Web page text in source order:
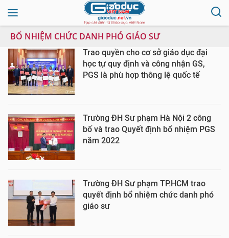
BỔ NHIỆM CHỨC DANH PHÓ GIÁO SƯ
Trao quyền cho cơ sở giáo dục đại
học tự quy định và công nhận GS,
PGS là phù hợp thông lệ quốc tế
Trường ĐH Sư phạm Hà Nội 2 công
bố và trao Quyết định bổ nhiệm PGS
năm 2022
Trường ĐH Sư phạm TP.HCM trao
quyết định bổ nhiệm chức danh phó
giáo sư